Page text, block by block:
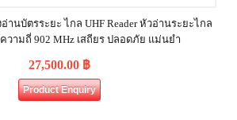
านบัตรระยะ ไกล UHF Reader หัวอ่านระยะไกล
วามถี่ 902 MHz เสถียร ปลอดภัย แม่นยำ
27,500.00 ฿
Product Enquiry